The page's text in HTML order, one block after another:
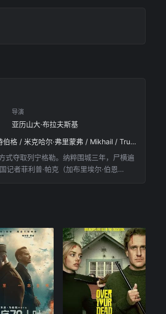
导演
亚历山大·布拉夫斯基
加布里埃尔·伯恩 / 米拉·索维诺 / 欧嘉·苏图洛娃 / 亚历山大·拜尔 / 亚历山大·阿卜杜洛夫 / 弗拉基米尔·伊林 / 朱利亚·鲁特伯格 / 米克哈尔·弗里蒙弗 / Mikhail / Trukhin / 叶甫根尼·希迪金
式夺取列宁格勒。纳粹围城三年，尸横遍
者菲利普·帕克（加布里埃尔·伯恩